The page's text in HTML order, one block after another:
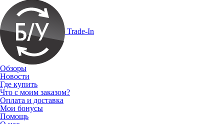
Trade-In
Обзоры
Новости
Где купить
Что с моим заказом?
Оплата и доставка
Мои бонусы
Помощь